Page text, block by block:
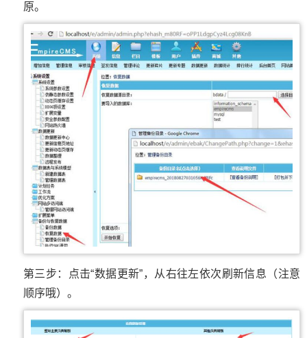
原。
第三步：点击“数据更新”，从右往左依次刷新信息（注意
顺序哦）。